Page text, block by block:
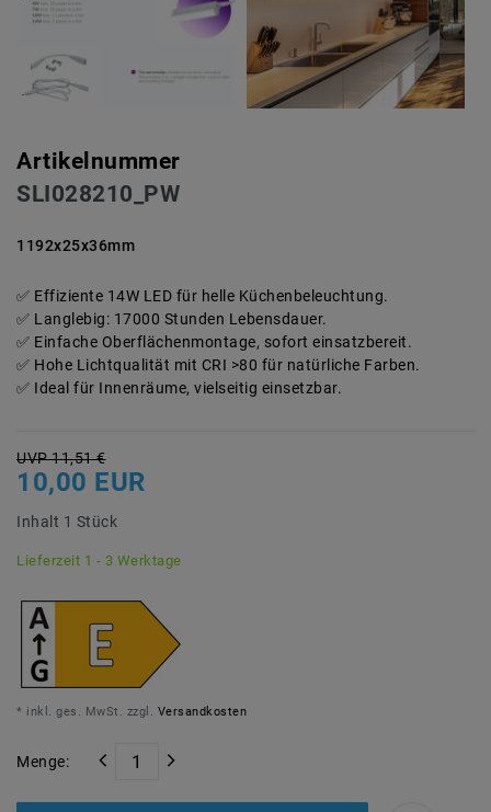
Artikelnummer
SLI028210_PW
1192x25x36mm
Effiziente 14W LED für helle Küchenbeleuchtung.
Langlebig: 17000 Stunden Lebensdauer.
Einfache Oberflächenmontage, sofort einsatzbereit.
Hohe Lichtqualität mit CRI >80 für natürliche Farben.
Ideal für Innenräume, vielseitig einsetzbar.
UVP 11,51 €
10,00 EUR
Inhalt 1 Stück
Lieferzeit 1 - 3 Werktage
* inkl. ges. MwSt. zzgl. Versandkosten
Menge: